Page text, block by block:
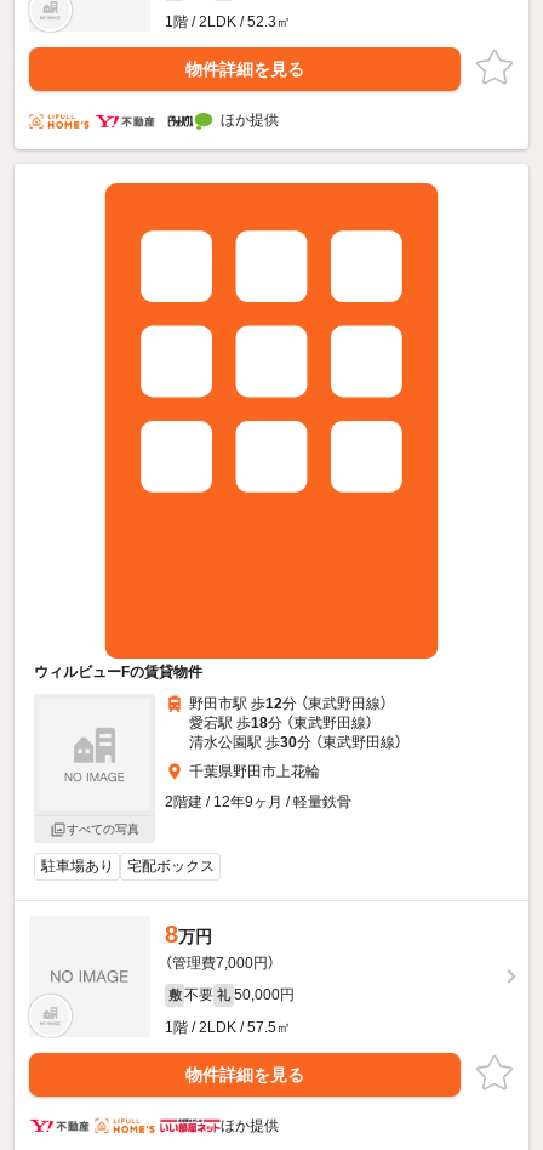
1階 / 2LDK / 52.3㎡
物件詳細を見る
ほか提供
ウィルビューFの賃貸物件
すべての写真
野田市駅 歩12分 （東武野田線）
愛宕駅 歩18分 （東武野田線）
清水公園駅 歩30分 （東武野田線）
千葉県野田市上花輪
2階建 / 12年9ヶ月 / 軽量鉄骨
駐車場あり 宅配ボックス
8万円
（管理費7,000円）
敷 不要 礼 50,000円
1階 / 2LDK / 57.5㎡
物件詳細を見る
ほか提供